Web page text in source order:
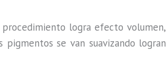
logra efecto
se van suavizando